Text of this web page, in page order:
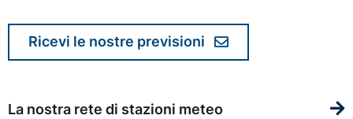
Ricevi le nostre previsioni
La nostra rete di stazioni meteo